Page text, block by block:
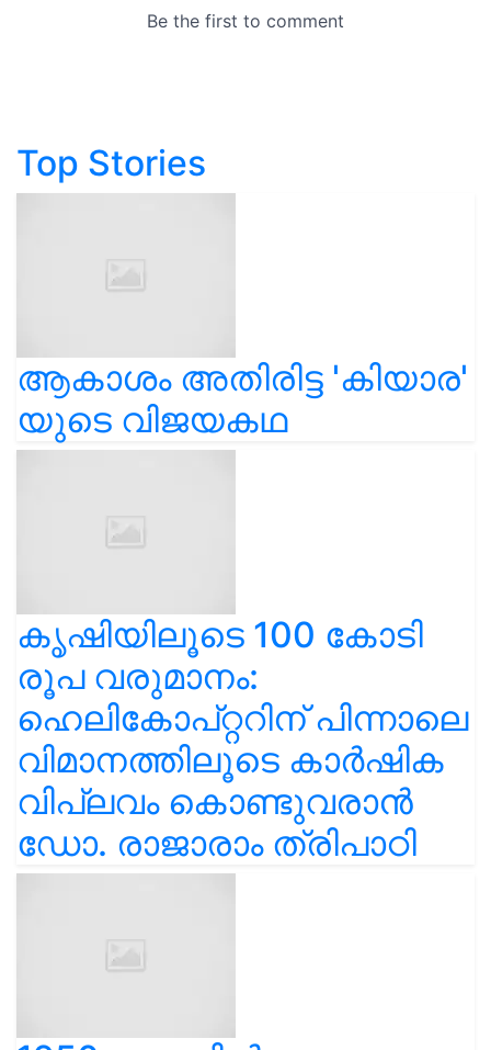
Top Stories
ആകാശം അതിരിട്ട 'കിയാര'
യുടെ വിജയകഥ
കൃഷിയിലൂടെ 100 കോടി
രൂപ വരുമാനം:
ഹെലികോപ്റ്ററിന് പിന്നാലെ
വിമാനത്തിലൂടെ കാർഷിക
വിപ്ലവം കൊണ്ടുവരാൻ
ഡോ. രാജാരാം ത്രിപാഠി